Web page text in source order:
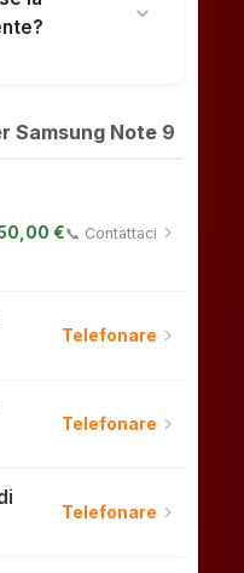
expand_more
Samsung Note 9
€📞 Contattaci chevron_right
Telefonare chevron_right
Telefonare chevron_right
Telefonare chevron_right